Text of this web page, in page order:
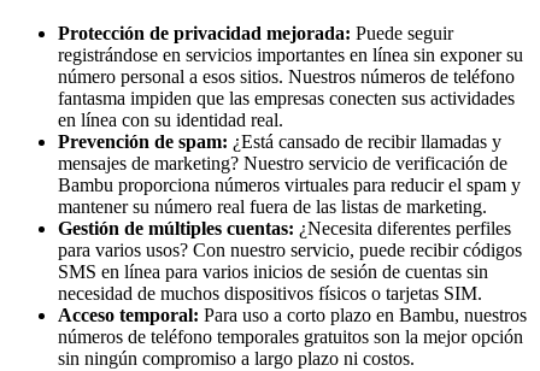
Protección de privacidad mejorada: Puede seguir
registrándose en servicios importantes en línea sin exponer su
número personal a esos sitios. Nuestros números de teléfono
fantasma impiden que las empresas conecten sus actividades
en línea con su identidad real.
Prevención de spam: ¿Está cansado de recibir llamadas y
mensajes de marketing? Nuestro servicio de verificación de
Bambu proporciona números virtuales para reducir el spam y
mantener su número real fuera de las listas de marketing.
Gestión de múltiples cuentas: ¿Necesita diferentes perfiles
para varios usos? Con nuestro servicio, puede recibir códigos
SMS en línea para varios inicios de sesión de cuentas sin
necesidad de muchos dispositivos físicos o tarjetas SIM.
Acceso temporal: Para uso a corto plazo en Bambu, nuestros
números de teléfono temporales gratuitos son la mejor opción
sin ningún compromiso a largo plazo ni costos.